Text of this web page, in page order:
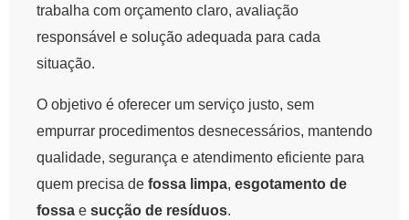
trabalha com orçamento claro, avaliação
responsável e solução adequada para cada
situação.
O objetivo é oferecer um serviço justo, sem
empurrar procedimentos desnecessários, mantendo
qualidade, segurança e atendimento eficiente para
quem precisa de fossa limpa, esgotamento de
fossa e sucção de resíduos.